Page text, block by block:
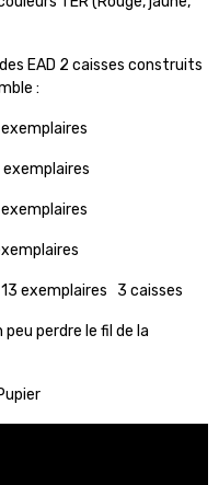
EAD 2 caisses construits
:
exemplaires 3 caisses
perdre le fil de la